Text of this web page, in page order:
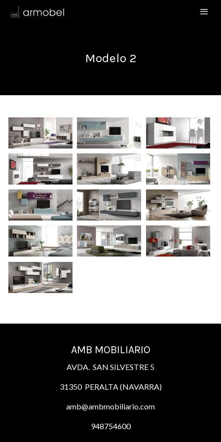
Modelo 2
AMB MOBILIARIO
AVDA. SAN SILVESTRE 5
31350 PERALTA (NAVARRA)
amb@ambmobiliario.com
948754600